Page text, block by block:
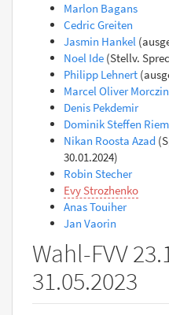
Marlon Bagans
Cedric Greiten
Jasmin Hankel
Noel Ide (Stellv.
Philipp Lehnert
Marcel Oliver
Denis Pekdemir
Dominik Steffen
Nikan Roosta Azad
30.01.2024)
Robin Stecher
Evy Strozhenko
Anas Touiher
Jan Vaorin
Wahl-FVV
31.05.2023